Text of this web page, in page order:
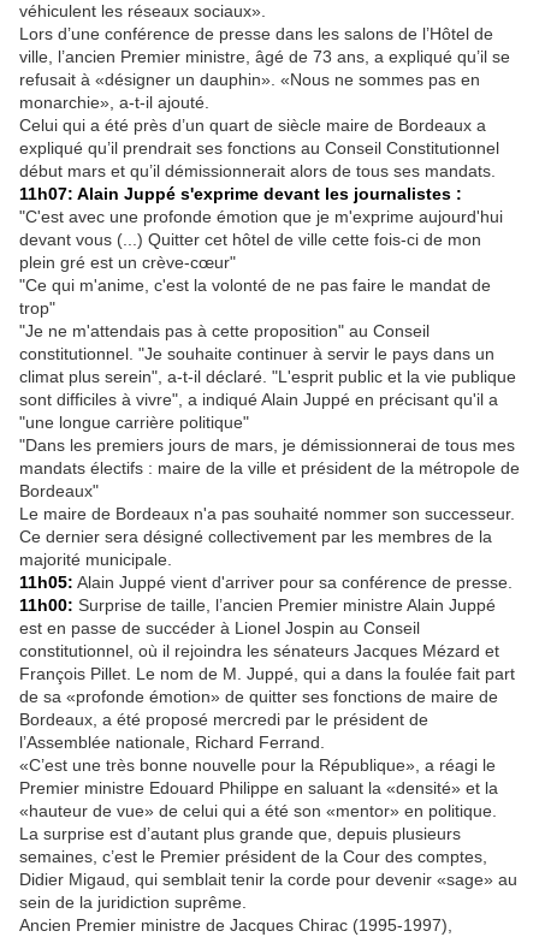
véhiculent les réseaux sociaux».
Lors d’une conférence de presse dans les salons de l’Hôtel de
ville, l’ancien Premier ministre, âgé de 73 ans, a expliqué qu’il se
refusait à «désigner un dauphin». «Nous ne sommes pas en
monarchie», a-t-il ajouté.
Celui qui a été près d’un quart de siècle maire de Bordeaux a
expliqué qu’il prendrait ses fonctions au Conseil Constitutionnel
début mars et qu’il démissionnerait alors de tous ses mandats.
11h07: Alain Juppé s'exprime devant les journalistes :
"C'est avec une profonde émotion que je m'exprime aujourd'hui
devant vous (...) Quitter cet hôtel de ville cette fois-ci de mon
plein gré est un crève-cœur"
"Ce qui m'anime, c'est la volonté de ne pas faire le mandat de
trop"
"Je ne m'attendais pas à cette proposition" au Conseil
constitutionnel. "Je souhaite continuer à servir le pays dans un
climat plus serein", a-t-il déclaré. "L'esprit public et la vie publique
sont difficiles à vivre", a indiqué Alain Juppé en précisant qu'il a
"une longue carrière politique"
"Dans les premiers jours de mars, je démissionnerai de tous mes
mandats électifs : maire de la ville et président de la métropole de
Bordeaux"
Le maire de Bordeaux n'a pas souhaité nommer son successeur.
Ce dernier sera désigné collectivement par les membres de la
majorité municipale.
11h05: Alain Juppé vient d'arriver pour sa conférence de presse.
11h00: Surprise de taille, l’ancien Premier ministre Alain Juppé
est en passe de succéder à Lionel Jospin au Conseil
constitutionnel, où il rejoindra les sénateurs Jacques Mézard et
François Pillet. Le nom de M. Juppé, qui a dans la foulée fait part
de sa «profonde émotion» de quitter ses fonctions de maire de
Bordeaux, a été proposé mercredi par le président de
l’Assemblée nationale, Richard Ferrand.
«C’est une très bonne nouvelle pour la République», a réagi le
Premier ministre Edouard Philippe en saluant la «densité» et la
«hauteur de vue» de celui qui a été son «mentor» en politique.
La surprise est d’autant plus grande que, depuis plusieurs
semaines, c’est le Premier président de la Cour des comptes,
Didier Migaud, qui semblait tenir la corde pour devenir «sage» au
sein de la juridiction suprême.
Ancien Premier ministre de Jacques Chirac (1995-1997),